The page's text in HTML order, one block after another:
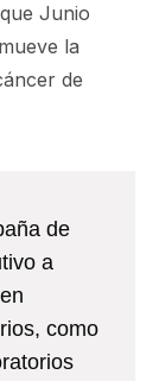
Junio
la
de
de
a
como